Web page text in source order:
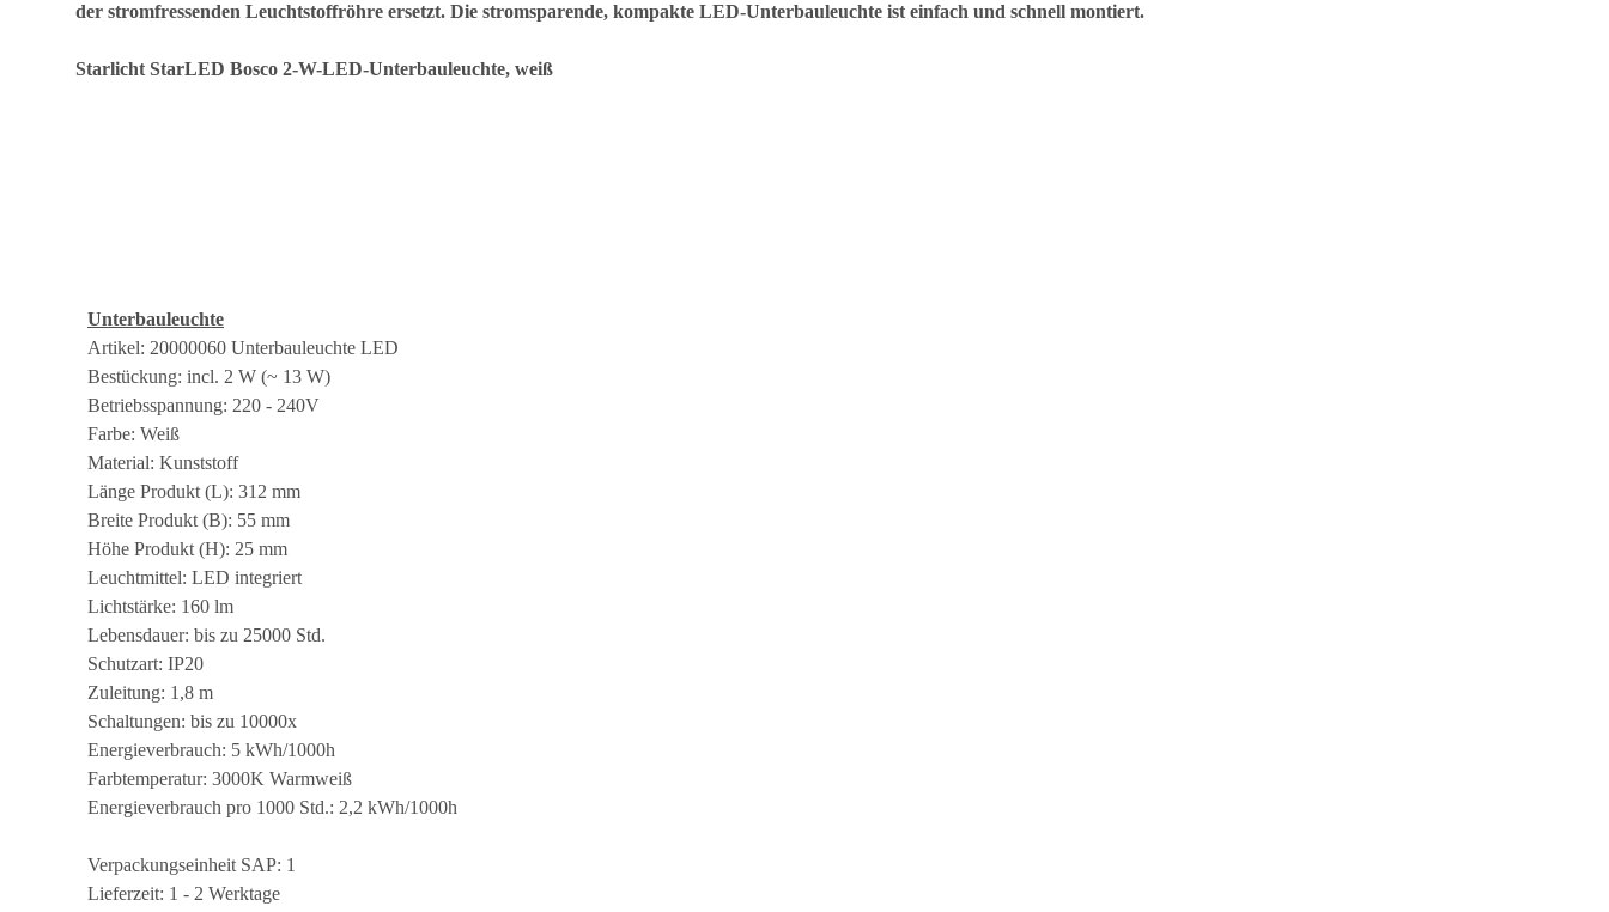
der stromfressenden Leuchtstoffröhre ersetzt. Die stromsparende, kompakte LED-Unterbauleuchte ist einfach und schnell montiert.
Starlicht StarLED Bosco 2-W-LED-Unterbauleuchte, weiß
Unterbauleuchte
Artikel: 20000060 Unterbauleuchte LED
Bestückung: incl. 2 W (~ 13 W)
Betriebsspannung: 220 - 240V
Farbe: Weiß
Material: Kunststoff
Länge Produkt (L): 312 mm
Breite Produkt (B): 55 mm
Höhe Produkt (H): 25 mm
Leuchtmittel: LED integriert
Lichtstärke: 160 lm
Lebensdauer: bis zu 25000 Std.
Schutzart: IP20
Zuleitung: 1,8 m
Schaltungen: bis zu 10000x
Energieverbrauch: 5 kWh/1000h
Farbtemperatur: 3000K Warmweiß
Energieverbrauch pro 1000 Std.: 2,2 kWh/1000h
Verpackungseinheit SAP: 1
Lieferzeit: 1 - 2 Werktage